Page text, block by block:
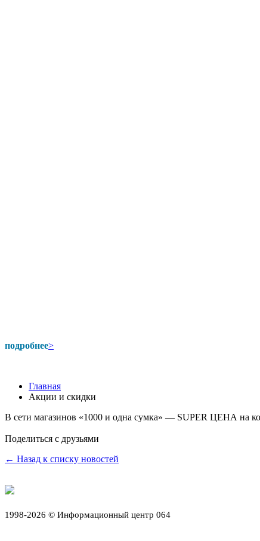
подробнее>
Главная
Акции и скидки
В сети магазинов «1000 и одна сумка» — SUPER ЦЕНА на
Поделиться с друзьями
← Назад к списку новостей
1998-2026 © Информационный центр 064